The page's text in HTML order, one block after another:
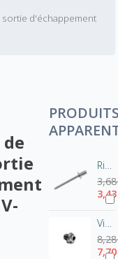
sortie d'échappement
Rivet pot Akrapovic-Inox P-BR1
Vis de fixation pour chicane Akrapovic - tête hexagonale